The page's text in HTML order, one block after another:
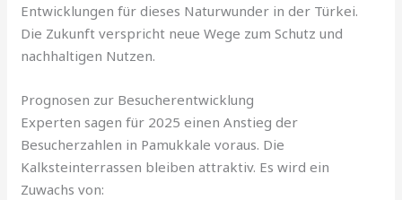
Entwicklungen für dieses Naturwunder in der Türkei.
Die Zukunft verspricht neue Wege zum Schutz und
nachhaltigen Nutzen.
Prognosen zur Besucherentwicklung
Experten sagen für 2025 einen Anstieg der
Besucherzahlen in Pamukkale voraus. Die
Kalksteinterrassen bleiben attraktiv. Es wird ein
Zuwachs von: